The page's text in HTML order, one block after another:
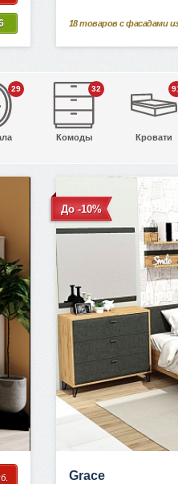
18 товаров с фасадами
29 32
Комоды Кровати
До -10%
Grace